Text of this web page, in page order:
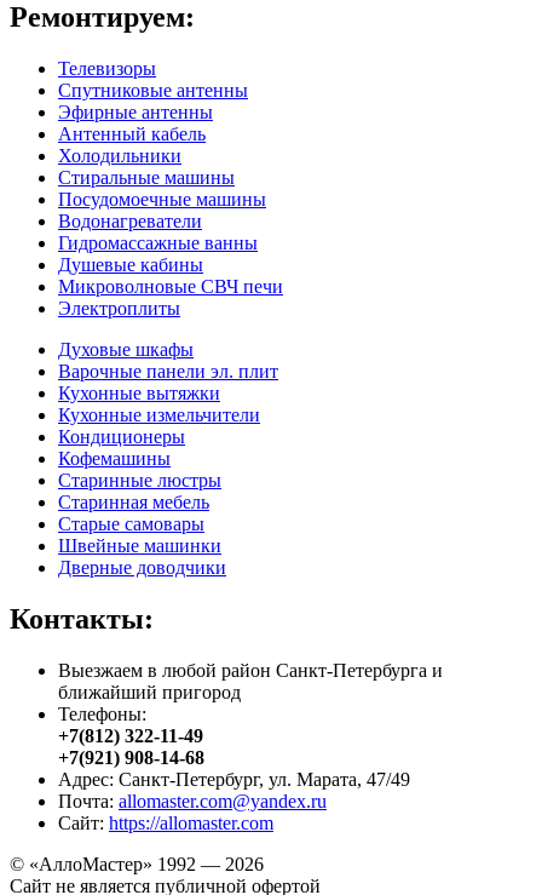
Ремонтируем:
Телевизоры
Спутниковые антенны
Эфирные антенны
Антенный кабель
Холодильники
Стиральные машины
Посудомоечные машины
Водонагреватели
Гидромассажные ванны
Душевые кабины
Микроволновые СВЧ печи
Электроплиты
Духовые шкафы
Варочные панели эл. плит
Кухонные вытяжки
Кухонные измельчители
Кондиционеры
Кофемашины
Старинные люстры
Старинная мебель
Старые самовары
Швейные машинки
Дверные доводчики
Контакты:
Выезжаем в любой район Санкт-Петербурга и
ближайший пригород
Телефоны:
+7(812) 322-11-49
+7(921) 908-14-68
Адрес: Санкт-Петербург, ул. Марата, 47/49
Почта: allomaster.com@yandex.ru
Сайт: https://allomaster.com
© «АллоМастер» 1992 — 2026
Сайт не является публичной офертой